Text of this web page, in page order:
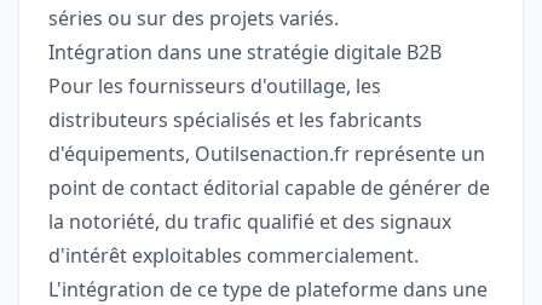
séries ou sur des projets variés.
Intégration dans une stratégie digitale B2B
Pour les fournisseurs d'outillage, les
distributeurs spécialisés et les fabricants
d'équipements, Outilsenaction.fr représente un
point de contact éditorial capable de générer de
la notoriété, du trafic qualifié et des signaux
d'intérêt exploitables commercialement.
L'intégration de ce type de plateforme dans une